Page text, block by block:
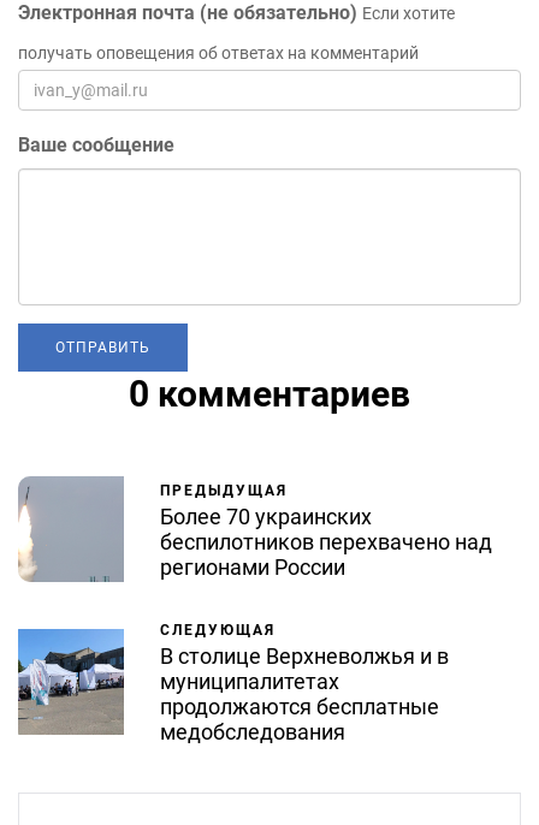
Электронная почта (не обязательно) Если хотите
получать оповещения об ответах на комментарий
Ваше сообщение
0 комментариев
ПРЕДЫДУЩАЯ
Более 70 украинских
беспилотников перехвачено над
регионами России
СЛЕДУЮЩАЯ
В столице Верхневолжья и в
муниципалитетах
продолжаются бесплатные
медобследования